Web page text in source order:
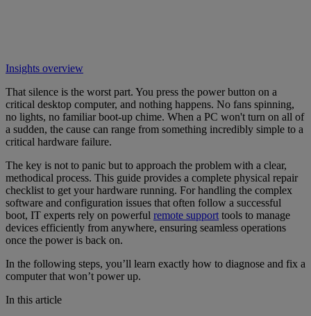
Insights overview
That silence is the worst part. You press the power button on a
critical desktop computer, and nothing happens. No fans spinning,
no lights, no familiar boot-up chime. When a PC won't turn on all of
a sudden, the cause can range from something incredibly simple to a
critical hardware failure.
The key is not to panic but to approach the problem with a clear,
methodical process. This guide provides a complete physical repair
checklist to get your hardware running. For handling the complex
software and configuration issues that often follow a successful
boot, IT experts rely on powerful remote support tools to manage
devices efficiently from anywhere, ensuring seamless operations
once the power is back on.
In the following steps, you’ll learn exactly how to diagnose and fix a
computer that won’t power up.
In this article